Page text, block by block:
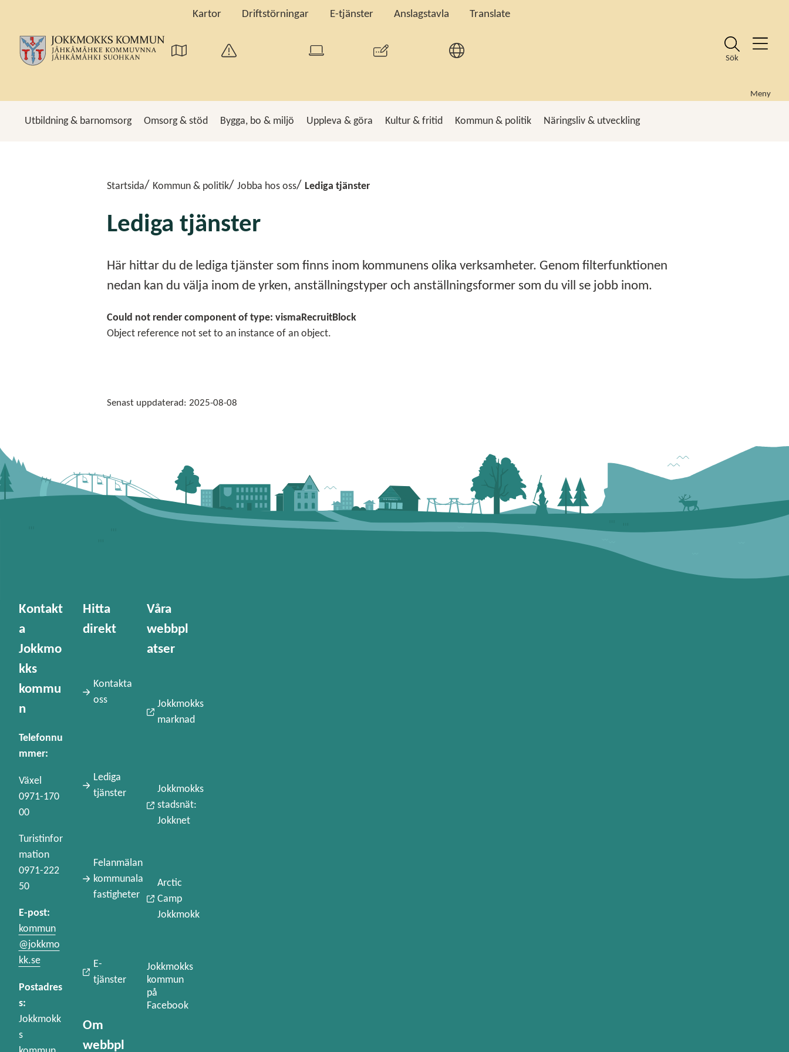
Kartor Driftstörningar E-tjänster Anslagstavla Translate
Sök
Meny
Utbildning & barnomsorg Omsorg & stöd Bygga, bo & miljö Uppleva & göra Kultur & fritid Kommun & politik Näringsliv & utveckling
Startsida Kommun & politik Jobba hos oss Lediga tjänster
Lediga tjänster
Här hittar du de lediga tjänster som finns inom kommunens olika verksamheter. Genom filterfunktionen
nedan kan du välja inom de yrken, anställningstyper och anställningsformer som du vill se jobb inom.
Could not render component of type: vismaRecruitBlock
Object reference not set to an instance of an object.
Senast uppdaterad: 2025-08-08
Kontakt
a
Jokkmo
kks
kommu
n
Telefonnu
mmer:
Växel
0971-170
00
Turistinfor
mation
0971-222
50
E-post:
kommun
@jokkmo
kk.se
Postadres
s:
Jokkmokk
s
Hitta
direkt
Kontakta
oss
Lediga
tjänster
Felanmälan
kommunala
fastigheter
E-
tjänster
Om
webbpl
Våra
webbpl
atser
Jokkmokks
marknad
Jokkmokks
stadsnät:
Jokknet
Arctic
Camp
Jokkmokk
Jokkmokks
kommun
på
Facebook